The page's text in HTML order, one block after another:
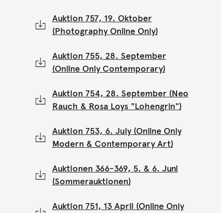
Auktion 757, 19. Oktober
(Photography Online Only)
Auktion 755, 28. September
(Online Only Contemporary)
Auktion 754, 28. September (Neo
Rauch & Rosa Loys "Lohengrin")
Auktion 753, 6. July (Online Only
Modern & Contemporary Art)
Auktionen 366-369, 5. & 6. Juni
(Sommerauktionen)
Auktion 751, 13 April (Online Only